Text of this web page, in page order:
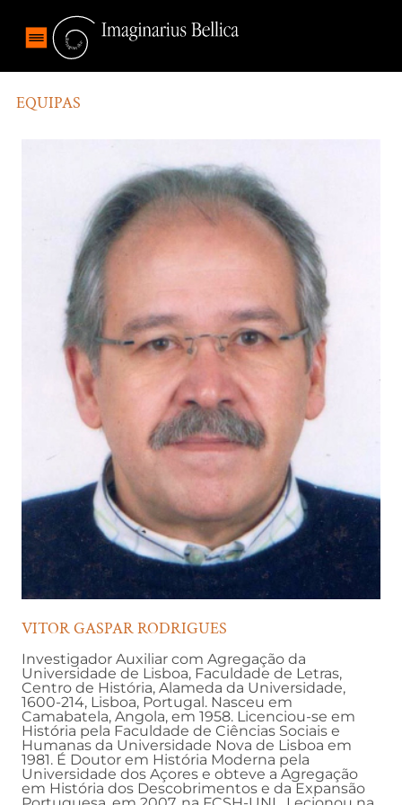
EQUIPAS
VITOR GASPAR RODRIGUES
Investigador Auxiliar com Agregação da
Universidade de Lisboa, Faculdade de Letras,
Centro de História, Alameda da Universidade,
1600-214, Lisboa, Portugal. Nasceu em
Camabatela, Angola, em 1958. Licenciou-se em
História pela Faculdade de Ciências Sociais e
Humanas da Universidade Nova de Lisboa em
1981. É Doutor em História Moderna pela
Universidade dos Açores e obteve a Agregação
em História dos Descobrimentos e da Expansão